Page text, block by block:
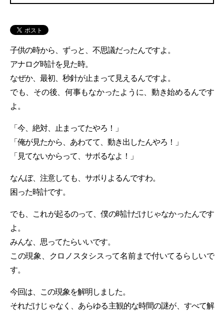
子供の時から、ずっと、不思議だったんですよ。
アナログ時計を見た時。
なぜか、最初、秒針が止まって見えるんですよ。
でも、その後、何事もなかったように、動き始めるんです
よ。
「今、絶対、止まってたやろ！」
「俺が見たから、あわてて、動き出したんやろ！」
「見てないからって、サボるなよ！」
なんぼ、注意しても、サボりよるんですわ。
困った時計です。
でも、これが起るのって、僕の時計だけじゃなかったんです
よ。
みんな、思ってたらいいです。
この現象、クロノスタシスって名前まで付いてるらしいで
す。
今回は、この現象を解明しました。
それだけじゃなく、あらゆる主観的な時間の謎が、すべて解